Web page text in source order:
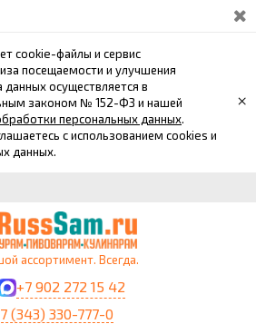
cookie-файлы и сервис
посещаемости и улучшения
осуществляется в
законом № 152-ФЗ и нашей
персональных данных.
с использованием cookies и
данных.
×
ассортимент. Всегда.
+7 902 272 15 42
(343) 330-777-0